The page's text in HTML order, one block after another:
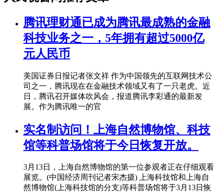
腾讯理财通已成为腾讯最成熟的金融
科技业务之一，5年拥有超过5000亿
元人民币
美国证券日报记者张文祥 作为中国领先的互联网技术公
司之一，腾讯现在在金融技术领域又有了一只老虎。近
日，腾讯召开媒体吹风会，报道腾讯李彩通的最新发
展。作为腾讯唯一的官
实名制访问！上海自然博物馆、科技
馆等科普场馆将于今日恢复开放。
3月13日，上海自然博物馆的第一位参观者正在仔细观看
展览。(中国经济周刊记者宋杰摄) 上海科技馆和上海自
然博物馆(上海科技馆的分支)等科普场馆将于3月13日恢